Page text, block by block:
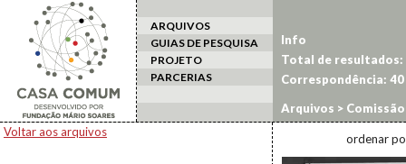
ARQUIVOS
GUIAS DE PESQUISA
PROJETO
PARCERIAS
Voltar aos arquivos
Info
Total de resultados:
Correspondência: 40
Arquivos >
Rio de Janeiro>
ordenar